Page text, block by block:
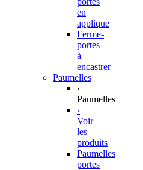
en
applique
Ferme-
portes
à
encastrer
Paumelles
‹
Paumelles
›
Voir
les
produits
Paumelles
portes